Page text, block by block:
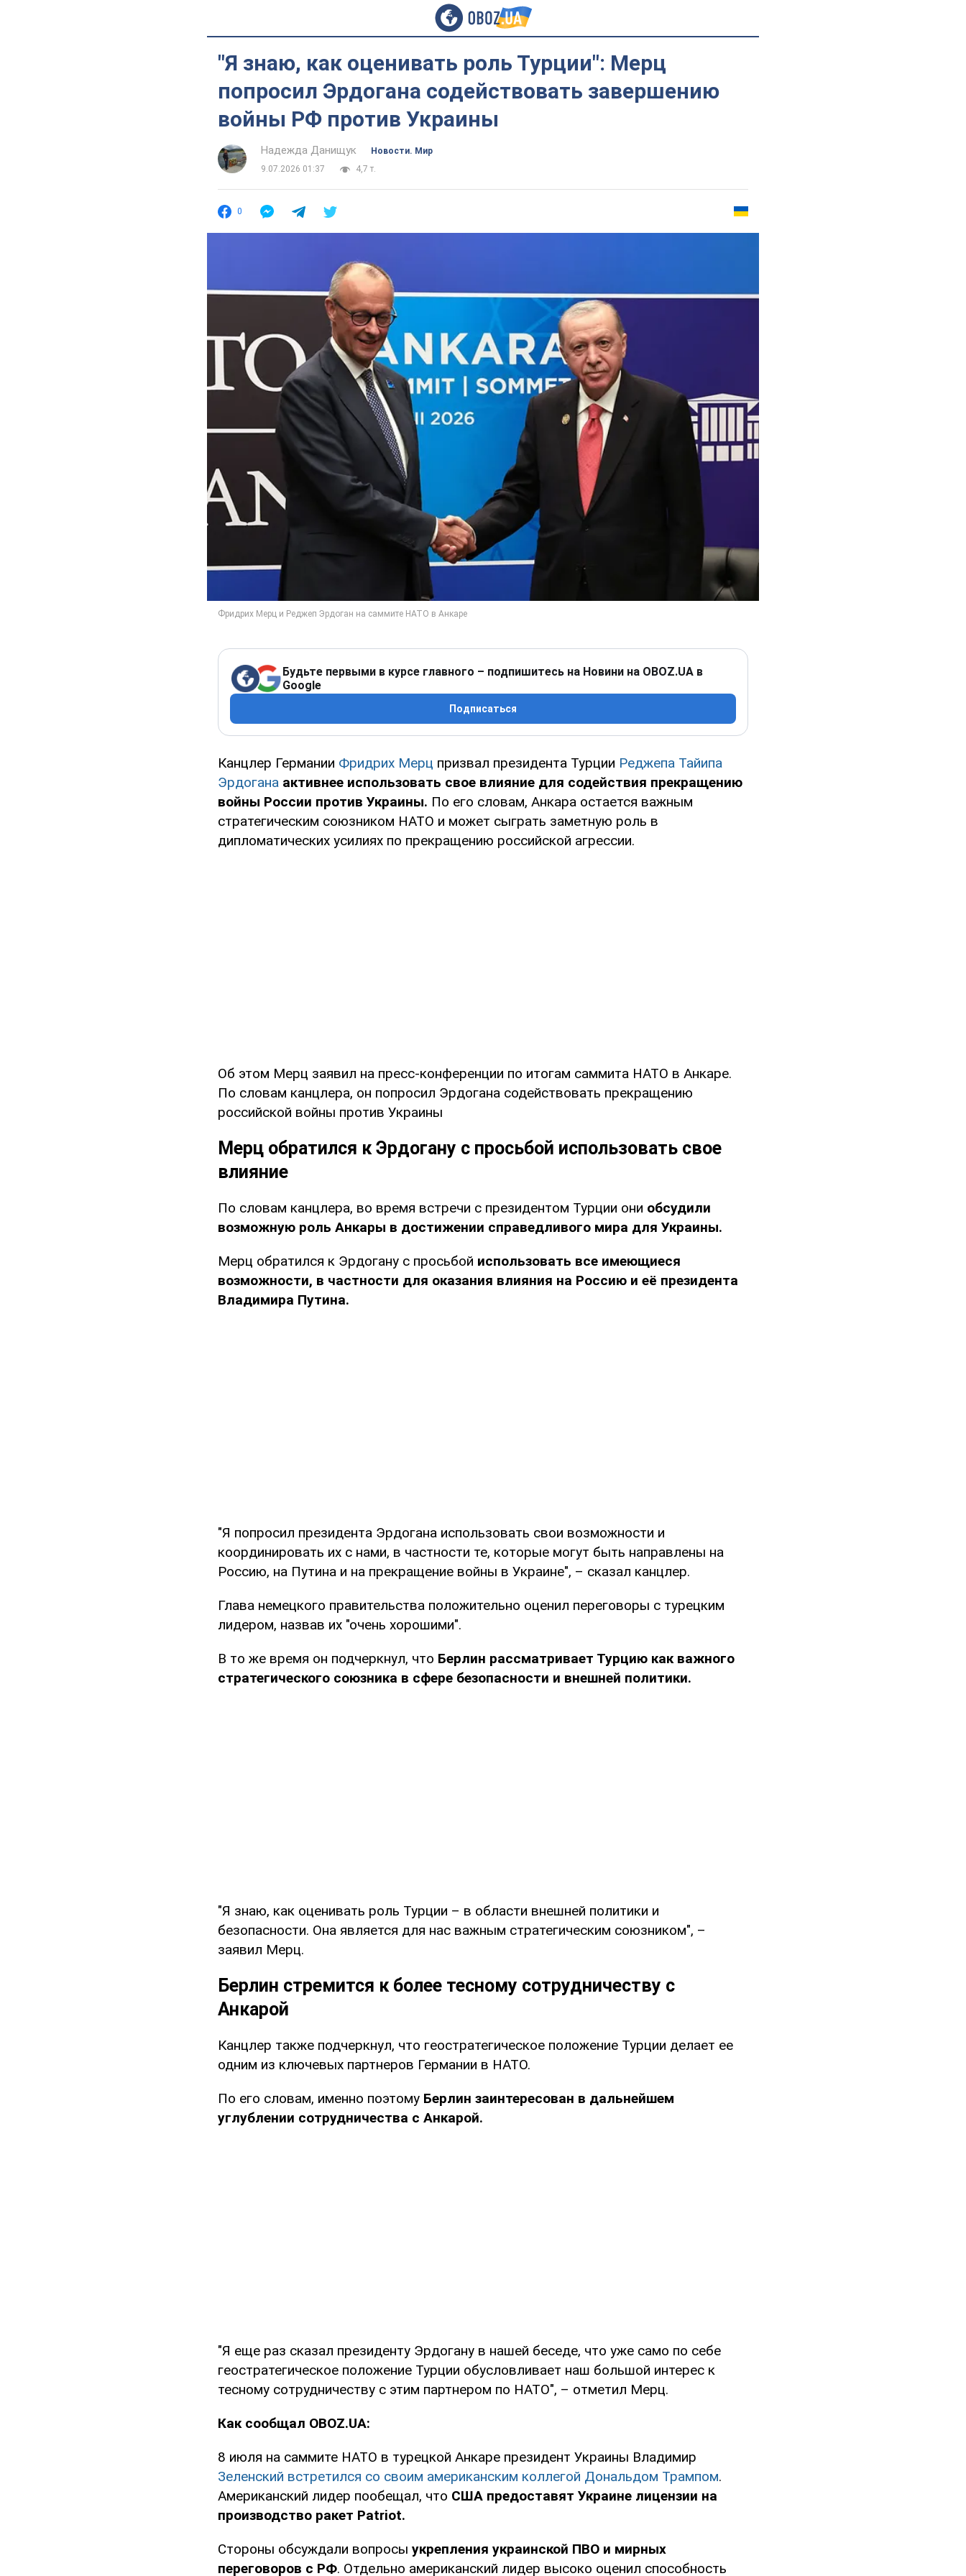
"Я знаю, как оценивать роль Турции": Мерц
попросил Эрдогана содействовать завершению
войны РФ против Украины
Надежда Данищук
Новости. Мир
9.07.2026 01:37
4,7 т.
0
Будьте первыми в курсе главного – подпишитесь на Новини на OBOZ.UA в
Google
Подписаться
Канцлер Германии Фридрих Мерц призвал президента Турции Реджепа Тайипа
Эрдогана активнее использовать свое влияние для содействия прекращению
войны России против Украины. По его словам, Анкара остается важным
стратегическим союзником НАТО и может сыграть заметную роль в
дипломатических усилиях по прекращению российской агрессии.
Об этом Мерц заявил на пресс-конференции по итогам саммита НАТО в Анкаре.
По словам канцлера, он попросил Эрдогана содействовать прекращению
российской войны против Украины
Мерц обратился к Эрдогану с просьбой использовать свое
влияние
По словам канцлера, во время встречи с президентом Турции они обсудили
возможную роль Анкары в достижении справедливого мира для Украины.
Мерц обратился к Эрдогану с просьбой использовать все имеющиеся
возможности, в частности для оказания влияния на Россию и её президента
Владимира Путина.
"Я попросил президента Эрдогана использовать свои возможности и
координировать их с нами, в частности те, которые могут быть направлены на
Россию, на Путина и на прекращение войны в Украине", – сказал канцлер.
Глава немецкого правительства положительно оценил переговоры с турецким
лидером, назвав их "очень хорошими".
В то же время он подчеркнул, что Берлин рассматривает Турцию как важного
стратегического союзника в сфере безопасности и внешней политики.
"Я знаю, как оценивать роль Турции – в области внешней политики и
безопасности. Она является для нас важным стратегическим союзником", –
заявил Мерц.
Берлин стремится к более тесному сотрудничеству с
Анкарой
Канцлер также подчеркнул, что геостратегическое положение Турции делает ее
одним из ключевых партнеров Германии в НАТО.
По его словам, именно поэтому Берлин заинтересован в дальнейшем
углублении сотрудничества с Анкарой.
"Я еще раз сказал президенту Эрдогану в нашей беседе, что уже само по себе
геостратегическое положение Турции обусловливает наш большой интерес к
тесному сотрудничеству с этим партнером по НАТО", – отметил Мерц.
Как сообщал OBOZ.UA:
8 июля на саммите НАТО в турецкой Анкаре президент Украины Владимир
Зеленский встретился со своим американским коллегой Дональдом Трампом.
Американский лидер пообещал, что США предоставят Украине лицензии на
производство ракет Patriot.
Стороны обсуждали вопросы укрепления украинской ПВО и мирных
переговоров с РФ. Отдельно американский лидер высоко оценил способность